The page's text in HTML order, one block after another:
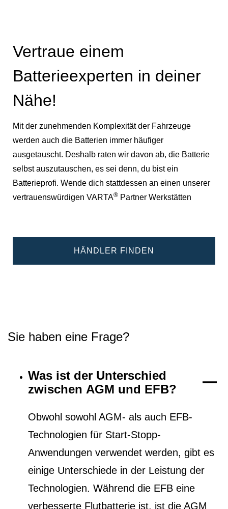
Vertraue einem
Batterieexperten in deiner
Nähe!
Mit der zunehmenden Komplexität der Fahrzeuge
werden auch die Batterien immer häufiger
ausgetauscht. Deshalb raten wir davon ab, die Batterie
selbst auszutauschen, es sei denn, du bist ein
Batterieprofi. Wende dich stattdessen an einen unserer
vertrauenswürdigen VARTA® Partner Werkstätten
HÄNDLER FINDEN
Sie haben eine Frage?
Was ist der Unterschied
zwischen AGM und EFB?
Obwohl sowohl AGM- als auch EFB-
Technologien für Start-Stopp-
Anwendungen verwendet werden, gibt es
einige Unterschiede in der Leistung der
Technologien. Während die EFB eine
verbesserte Flutbatterie ist, ist die AGM